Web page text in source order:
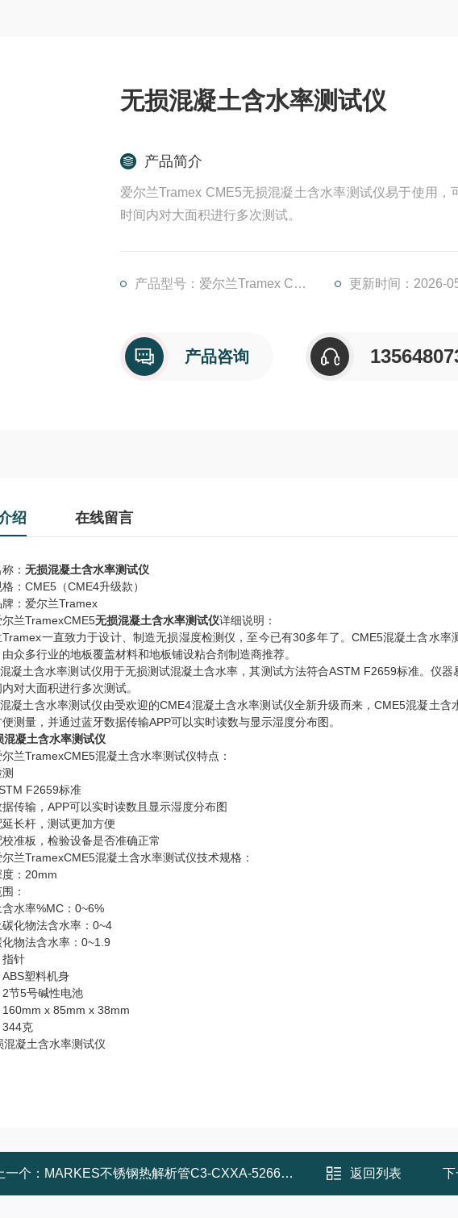
无损混凝土含水率测试仪
产品简介
爱尔兰Tramex CME5无损混凝土含水率测试仪易于使用
时间内对大面积进行多次测试。
产品型号：爱尔兰Tramex CME5 更新时间：2026-
产品咨询
绍 在线留言
： 无损混凝土含水率测试仪
：CME5（CME4升级款）
：爱尔兰Tramex
兰TramexCME5无损混凝土含水率测试仪详细说明：
Tramex一直致力于设计、制造无损湿度检测仪，至今已有30多年了。CME5混凝土含水
众多行业的地板覆盖材料和地板铺设粘合剂制造商推荐。
凝土含水率测试仪用于无损测试混凝土含水率，其测试方法符合ASTM F2659标准。仪
对大面积进行多次测试。
凝土含水率测试仪由受欢迎的CME4混凝土含水率测试仪全新升级而来，CME5混凝土
测量，并通过蓝牙数据传输APP可以实时读数与显示湿度分布图。
兰TramexCME5混凝土含水率测试仪特点：
F2659标准
传输，APP可以实时读数且显示湿度分布图
长杆，测试更加方便
准板，检验设备是否准确正常
兰TramexCME5混凝土含水率测试仪技术规格：
：20mm
：
水率%MC：0~6%
化物法含水率：0~4
物法含水率：0~1.9
指针
塑料机身
节5号碱性电池
160mm x 85mm x 38mm
344克
一个： MARKES不锈钢热解析管C3-CXXA-5266色谱仪 返回列表 下